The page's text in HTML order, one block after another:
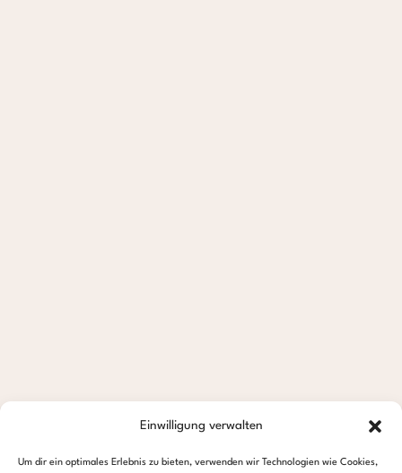
Einwilligung verwalten
Um dir ein optimales Erlebnis zu bieten, verwenden wir Technologien wie Cookies,